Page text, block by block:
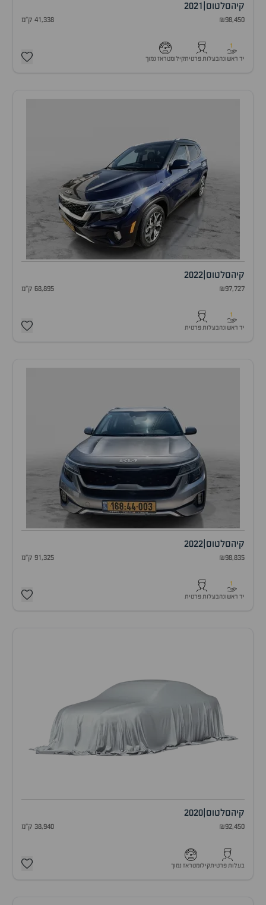
קיהסלטוס 2021
₪98,450 41,338 ק"מ
1
יד ראשונהבעלות פרטיתקילומטראז נמוך
קיהסלטוס 2022
₪97,727 68,895 ק"מ
1
יד ראשונהבעלות פרטית
קיהסלטוס 2022
₪98,835 91,325 ק"מ
1
יד ראשונהבעלות פרטית
קיהסלטוס 2020
₪92,450 38,940 ק"מ
בעלות פרטיתקילומטראז נמוך